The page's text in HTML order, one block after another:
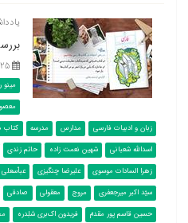
۲۵ آبان ۱۳۹۸ |
زبان و ادبیات فارسی
مدارس مدرسه کتاب
اسدالله شعبانی
شهین نعمت زاده حاتم زندی
زهرا السادات موسوی
علیرضا چنگیزی
سیّد اکبر میرجعفری
مروج معقولی صادقی
حسین قاسم پور مقدمّ
فریدون اک‌بری شلِدره